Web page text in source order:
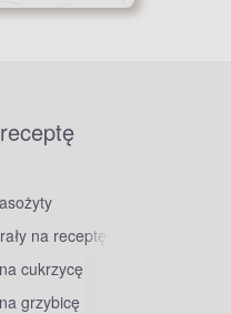
na receptę
cukrzycę
grzybicę